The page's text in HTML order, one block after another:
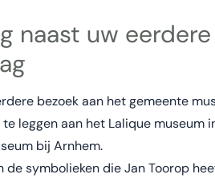
naast uw
bezoek aan het gemeente
leggen aan het Lalique
bij Arnhem.
de symbolieken die Jan Toorop